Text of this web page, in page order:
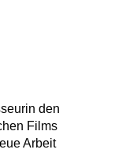
den
Films
Arbeit